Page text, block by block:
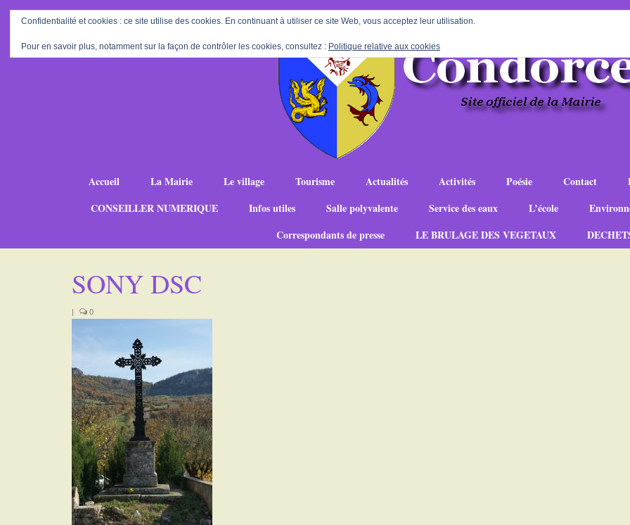
Accueil La Mairie Le village Tourisme Actualités Activités Poésie Contact
CONSEILLER NUMERIQUE
Infos utiles Salle polyvalente Service des eaux L’école
Correspondants de presse
LE BRULAGE DES VEGETAUX
SONY DSC
| 0
Confidentialité et cookies : ce site utilise des cookies. En continuant à utiliser ce site Web, vous acceptez leur utilisation.
Pour en savoir plus, notamment sur la façon de contrôler les cookies, consultez : Politique relative aux cookies